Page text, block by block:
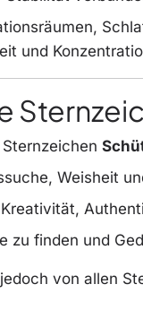
und
Weisheit
zu finden und
von allen